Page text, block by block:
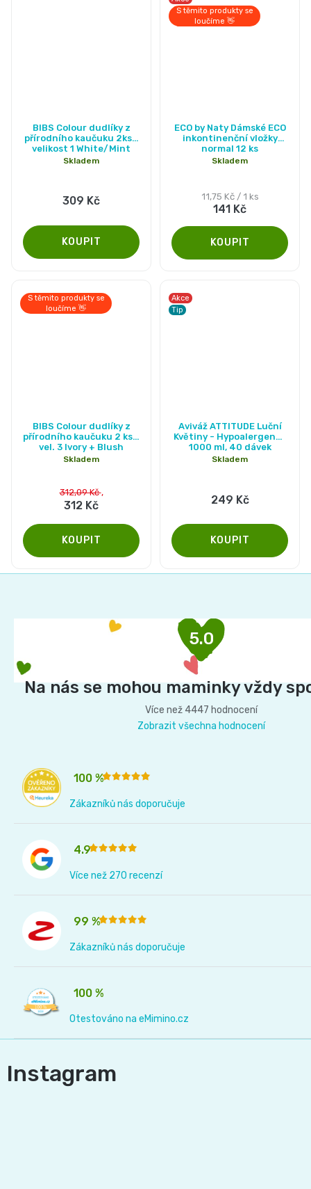
BIBS Colour dudlíky z
přírodního kaučuku 2ks -
velikost 1 White/Mint
Skladem
309 Kč
S těmito produkty se
loučíme 👋
ECO by Naty Dámské ECO
inkontinenční vložky
normal 12 ks
Skladem
141 Kč
Měrná
cena:
11,75 Kč / 1 ks
S těmito produkty se
loučíme 👋
BIBS Colour dudlíky z
přírodního kaučuku 2 ks -
vel. 3 Ivory + Blush
Skladem
312 Kč
312,09 Kč
Akce
Tip
Aviváž ATTITUDE Luční
Květiny - Hypoalergenní,
1000 ml, 40 dávek
hodnocení
produktu
hvězdiček.
Skladem
249 Kč
5.0
Na nás se mohou maminky vždy
Více než 4447 hodnocení
Zobrazit všechna hodnocení
100 %
Zákazníků nás doporučuje
4.9
Více než 270 recenzí
99 %
Zákazníků nás doporučuje
100 %
Otestováno na eMimino.cz
Instagram